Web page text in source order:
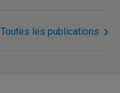
Toutes les publications